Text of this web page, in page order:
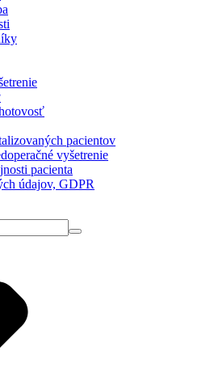
pacientov
vyšetrenie
pacienta
údajov, GDPR